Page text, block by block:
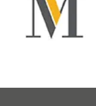
entwickelten wir
komplette